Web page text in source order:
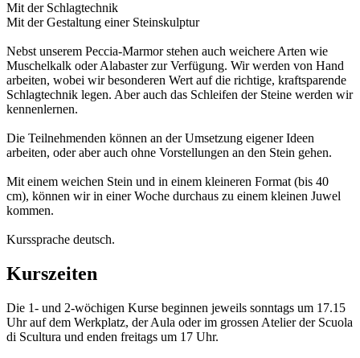
Mit der Schlagtechnik
Mit der Gestaltung einer Steinskulptur
Nebst unserem Peccia-Marmor stehen auch weichere Arten wie
Muschelkalk oder Alabaster zur Verfügung. Wir werden von Hand
arbeiten, wobei wir besonderen Wert auf die richtige, kraftsparende
Schlagtechnik legen. Aber auch das Schleifen der Steine werden wir
kennenlernen.
Die Teilnehmenden können an der Umsetzung eigener Ideen
arbeiten, oder aber auch ohne Vorstellungen an den Stein gehen.
Mit einem weichen Stein und in einem kleineren Format (bis 40
cm), können wir in einer Woche durchaus zu einem kleinen Juwel
kommen.
Kurssprache deutsch.
Kurszeiten
Die 1- und 2-wöchigen Kurse beginnen jeweils sonntags um 17.15
Uhr auf dem Werkplatz, der Aula oder im grossen Atelier der Scuola
di Scultura und enden freitags um 17 Uhr.